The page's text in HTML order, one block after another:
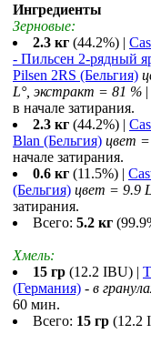
Ингредиенты
Зерновые:
2.3 кг (44.2%) |
- Пильсен 2-рядный
Pilsen 2RS (Бельгия)
L°, экстракт = 81 %
в начале затирания.
2.3 кг (44.2%) |
Blan (Бельгия) цвет =
начале затирания.
0.6 кг (11.5%) |
(Бельгия) цвет = 9.9
затирания.
Всего: 5.2 кг
Хмель:
15 гр (12.2 IBU) |
(Германия) - в
60 мин.
Всего: 15 гр (12.2